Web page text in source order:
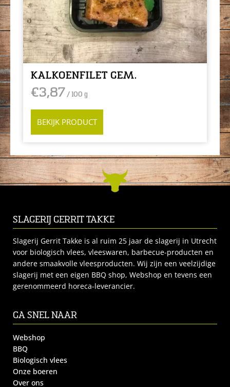
KALKOENFILET GEM.
€3,87/ 100 g
BEKIJK PRODUCT
SLAGERIJ GERRIT TAKKE
Slagerij Gerrit Takke is al ruim 25 jaar de slagerij in Utrecht
voor biologisch vlees, vleeswaren, barbecue-producten en
andere smaakvolle vleesproducten. Wij zijn een veelzijdige
slagerij met een eigen BBQ shop, Webshop en tevens een
gerenommeerd horeca-leverancier.
GA SNEL NAAR
Webshop
BBQ
Biologisch vlees
Onze boeren
Over ons